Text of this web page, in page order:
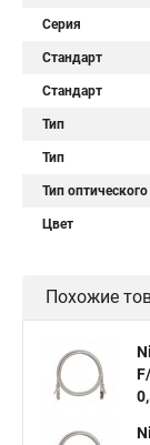
Серия
Стандарт
Стандарт
Тип
Тип
Тип
Цвет
Похожие